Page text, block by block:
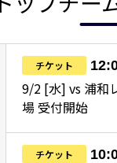
チケット
9/2 [水] vs 浦和
場 受付開始
チケット